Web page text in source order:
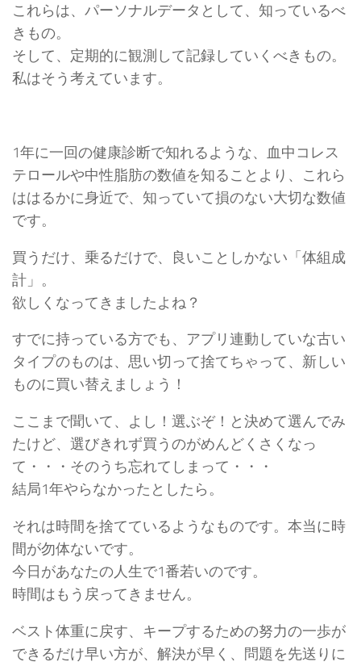
これらは、パーソナルデータとして、知っているべ
きもの。
そして、定期的に観測して記録していくべきもの。
私はそう考えています。
1年に一回の健康診断で知れるような、血中コレス
テロールや中性脂肪の数値を知ることより、これら
ははるかに身近で、知っていて損のない大切な数値
です。
買うだけ、乗るだけで、良いことしかない「体組成
計」。
欲しくなってきましたよね？
すでに持っている方でも、アプリ連動していな古い
タイプのものは、思い切って捨てちゃって、新しい
ものに買い替えましょう！
ここまで聞いて、よし！選ぶぞ！と決めて選んでみ
たけど、選びきれず買うのがめんどくさくなっ
て・・・そのうち忘れてしまって・・・
結局1年やらなかったとしたら。
それは時間を捨てているようなものです。本当に時
間が勿体ないです。
今日があなたの人生で1番若いのです。
時間はもう戻ってきません。
ベスト体重に戻す、キープするための努力の一歩が
できるだけ早い方が、解決が早く、問題を先送りに